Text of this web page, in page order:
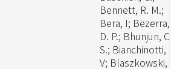
Bennett, R. M.;
Bera, I; Bezerra,
D. P.; Bhunjun, C.
S.; Bianchinotti,
V; Blaszkowski,